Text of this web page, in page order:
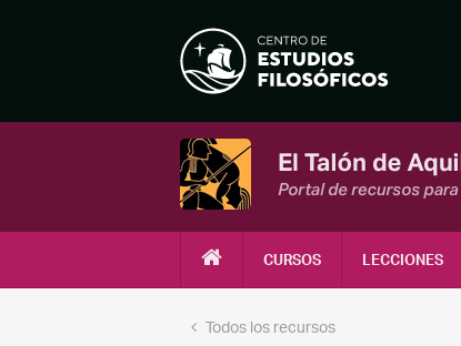
CURSOS LECCIONES
Todos los recursos